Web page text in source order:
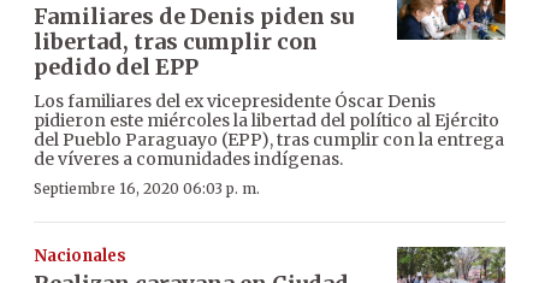
Familiares de Denis piden su
libertad, tras cumplir con
pedido del EPP
Los familiares del ex vicepresidente Óscar Denis
pidieron este miércoles la libertad del político al Ejército
del Pueblo Paraguayo (EPP), tras cumplir con la entrega
de víveres a comunidades indígenas.
Septiembre 16, 2020 06:03 p. m.
Nacionales